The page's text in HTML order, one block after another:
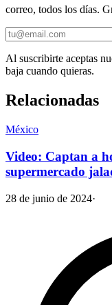
correo, todos los días.
Al suscribirte aceptas
baja cuando quieras.
Relacionadas
México
Video: Captan a
supermercado
28 de junio de 2024·